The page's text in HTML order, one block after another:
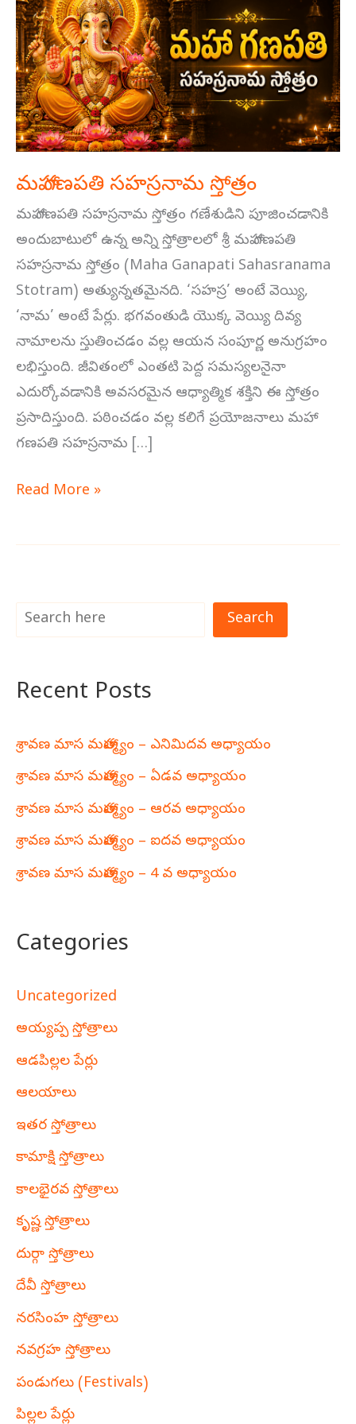
మహా గణపతి సహస్రనామ స్తోత్రం
మహా గణపతి సహస్రనామ స్తోత్రం గణేశుడిని పూజించడానికి
అందుబాటులో ఉన్న అన్ని స్తోత్రాలలో శ్రీ మహా గణపతి
సహస్రనామ స్తోత్రం (Maha Ganapati Sahasranama
Stotram) అత్యున్నతమైనది. ‘సహస్ర’ అంటే వెయ్యి,
‘నామ’ అంటే పేర్లు. భగవంతుడి యొక్క వెయ్యి దివ్య
నామాలను స్తుతించడం వల్ల ఆయన సంపూర్ణ అనుగ్రహం
లభిస్తుంది. జీవితంలో ఎంతటి పెద్ద సమస్యలనైనా
ఎదుర్కోవడానికి అవసరమైన ఆధ్యాత్మిక శక్తిని ఈ స్తోత్రం
ప్రసాదిస్తుంది. పఠించడం వల్ల కలిగే ప్రయోజనాలు మహా
గణపతి సహస్రనామ […]
గణపతి
సహస్రనామ
స్తోత్రం
Read More »
Search
Recent Posts
శ్రావణ మాస మహాత్మ్యం – ఎనిమిదవ అధ్యాయం
శ్రావణ మాస మహాత్మ్యం – ఏడవ అధ్యాయం
శ్రావణ మాస మహాత్మ్యం – ఆరవ అధ్యాయం
శ్రావణ మాస మహాత్మ్యం – ఐదవ అధ్యాయం
శ్రావణ మాస మహాత్మ్యం – 4 వ అధ్యాయం
Categories
Uncategorized
అయ్యప్ప స్తోత్రాలు
ఆడపిల్లల పేర్లు
ఆలయాలు
ఇతర స్తోత్రాలు
కామాక్షి స్తోత్రాలు
కాలభైరవ స్తోత్రాలు
కృష్ణ స్తోత్రాలు
దుర్గా స్తోత్రాలు
దేవీ స్తోత్రాలు
నరసింహ స్తోత్రాలు
నవగ్రహ స్తోత్రాలు
పండుగలు (Festivals)
పిల్లల పేర్లు